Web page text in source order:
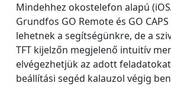
Mindehhez okostelefon alapú
Grundfos GO Remote és GO
lehetnek a segítségünkre, de a
TFT kijelzőn megjelenő intuitív
elvégezhetjük az adott
beállítási segéd kalauzol végig